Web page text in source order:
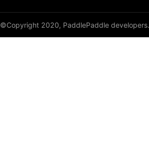
©Copyright 2020, PaddlePaddle developers.